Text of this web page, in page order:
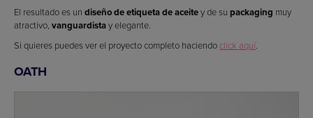
El resultado es un diseño de etiqueta de aceitey de su packaging muy
atractivo, vanguardistay elegante.
Si quieres puedes ver el proyecto completo haciendo click aquí.
OATH